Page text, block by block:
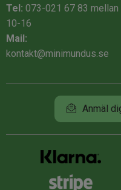
Tel: 073-021 67 83 mellan
10-16
Mail:
kontakt@minimundus.se
Anmäl